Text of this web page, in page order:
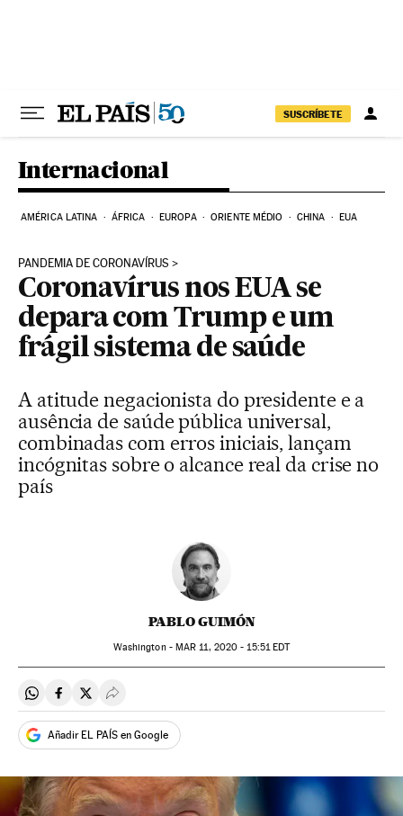
SUSCRÍBETE
Internacional
AMÉRICA LATINA ÁFRICA EUROPA ORIENTE MÉDIO CHINA EUA
PANDEMIA DE CORONAVÍRUS
Coronavírus nos EUA se
depara com Trump e um
frágil sistema de saúde
A atitude negacionista do presidente e a
ausência de saúde pública universal,
combinadas com erros iniciais, lançam
incógnitas sobre o alcance real da crise no
país
PABLO GUIMÓN
Washington - MAR 11, 2020 - 15:51EDT
Compartir en Whatsapp
Compartir en Facebook
Compartir en Twitter
Desplegar Redes Sociales
Añadir EL PAÍS en Google